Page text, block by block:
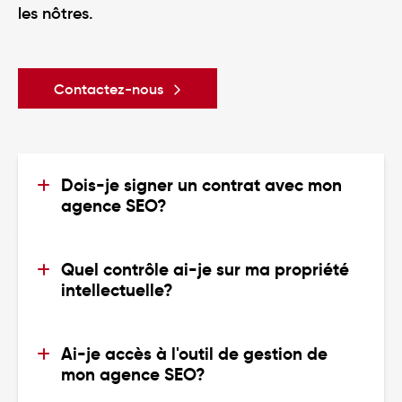
les nôtres.
Contactez-nous
Dois-je signer un contrat avec mon
agence SEO?
la performance, c’est pourquoi nous
n’exigeonsaucun contrat signé
de nos
demeurent le meilleur gage de confiance
entre une agence SEO et ses clients.
Quel contrôle ai-je sur ma propriété
intellectuelle?
comptes(WordPress, Analytics). Vous
pouvez ainsi garder un contrôle constant et
Ai-je accès à l'outil de gestion de
mon agence SEO?